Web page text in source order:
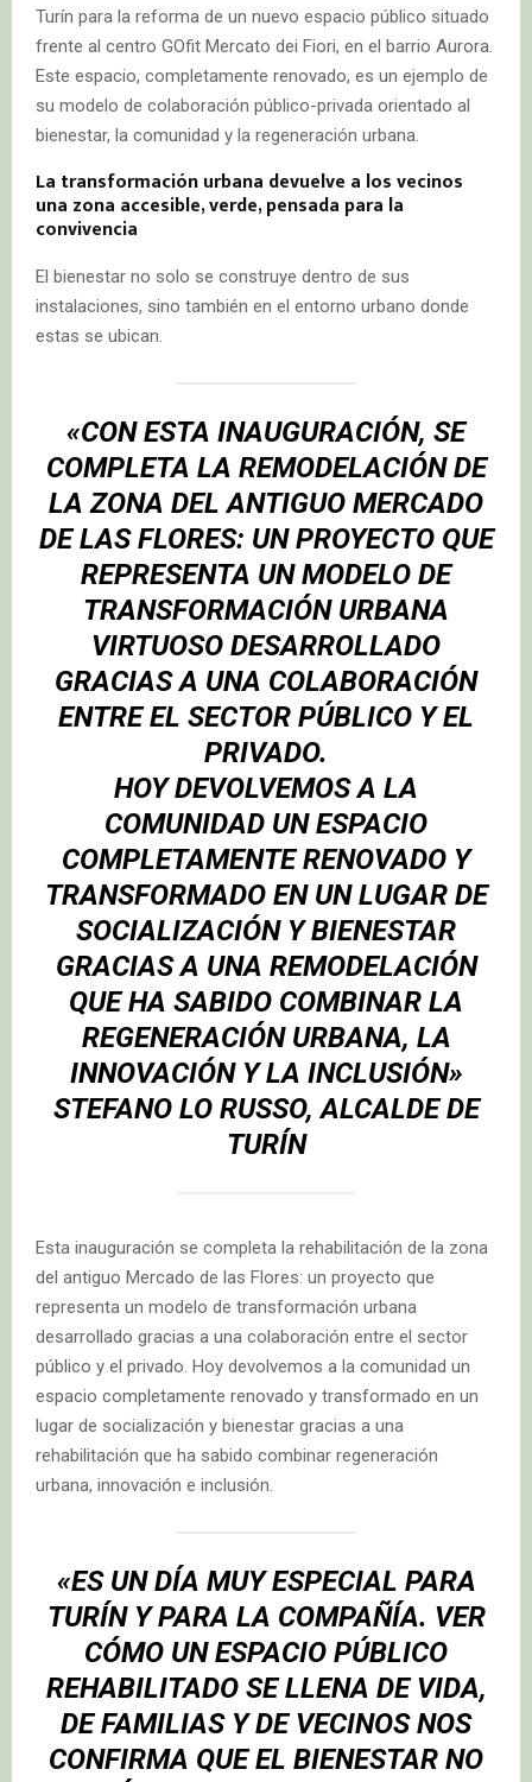
Turín para la reforma de un nuevo espacio público situado
frente al centro GOfit Mercato dei Fiori, en el barrio Aurora.
Este espacio, completamente renovado, es un ejemplo de
su modelo de colaboración público-privada orientado al
bienestar, la comunidad y la regeneración urbana.
La transformación urbana devuelve a los vecinos
una zona accesible, verde, pensada para la
convivencia
El bienestar no solo se construye dentro de sus
instalaciones, sino también en el entorno urbano donde
estas se ubican.
«CON ESTA INAUGURACIÓN, SE
COMPLETA LA REMODELACIÓN DE
LA ZONA DEL ANTIGUO MERCADO
DE LAS FLORES: UN PROYECTO QUE
REPRESENTA UN MODELO DE
TRANSFORMACIÓN URBANA
VIRTUOSO DESARROLLADO
GRACIAS A UNA COLABORACIÓN
ENTRE EL SECTOR PÚBLICO Y EL
PRIVADO.
HOY DEVOLVEMOS A LA
COMUNIDAD UN ESPACIO
COMPLETAMENTE RENOVADO Y
TRANSFORMADO EN UN LUGAR DE
SOCIALIZACIÓN Y BIENESTAR
GRACIAS A UNA REMODELACIÓN
QUE HA SABIDO COMBINAR LA
REGENERACIÓN URBANA, LA
INNOVACIÓN Y LA INCLUSIÓN»
STEFANO LO RUSSO, ALCALDE DE
TURÍN
Esta inauguración se completa la rehabilitación de la zona
del antiguo Mercado de las Flores: un proyecto que
representa un modelo de transformación urbana
desarrollado gracias a una colaboración entre el sector
público y el privado. Hoy devolvemos a la comunidad un
espacio completamente renovado y transformado en un
lugar de socialización y bienestar gracias a una
rehabilitación que ha sabido combinar regeneración
urbana, innovación e inclusión.
«ES UN DÍA MUY ESPECIAL PARA
TURÍN Y PARA LA COMPAÑÍA. VER
CÓMO UN ESPACIO PÚBLICO
REHABILITADO SE LLENA DE VIDA,
DE FAMILIAS Y DE VECINOS NOS
CONFIRMA QUE EL BIENESTAR NO